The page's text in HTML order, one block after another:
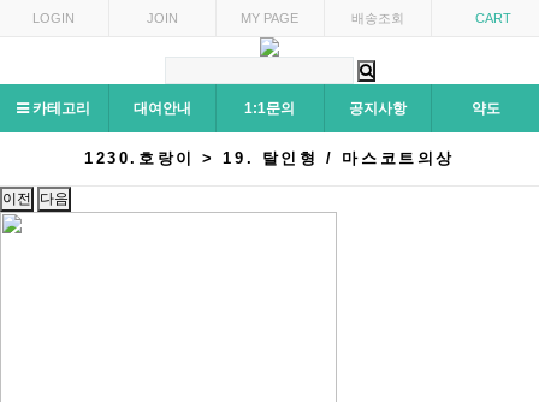
LOGIN JOIN MY PAGE 배송조회 CART
카테고리 대여안내 1:1문의 공지사항 약도
1230.호랑이 > 19. 탈인형 / 마스코트의상
이전 다음